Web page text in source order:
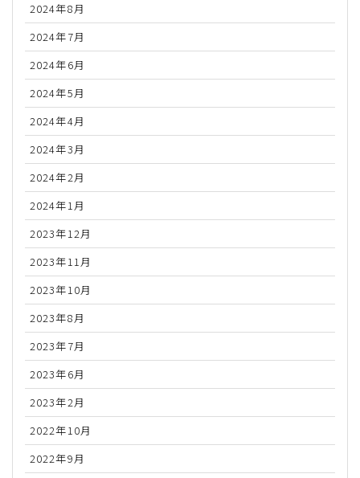
2024年8月
2024年7月
2024年6月
2024年5月
2024年4月
2024年3月
2024年2月
2024年1月
2023年12月
2023年11月
2023年10月
2023年8月
2023年7月
2023年6月
2023年2月
2022年10月
2022年9月